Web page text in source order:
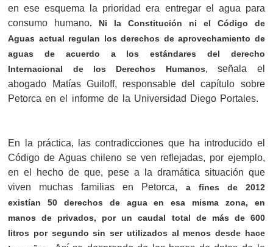
en ese esquema la prioridad era entregar el agua para
consumo humano. Ni la Constitución ni el Código de
Aguas actual regulan los derechos de aprovechamiento de
aguas de acuerdo a los estándares del derecho
Internacional de los Derechos Humanos, señala el
abogado Matías Guiloff, responsable del capítulo sobre
Petorca en el informe de la Universidad Diego Portales.
En la práctica, las contradicciones que ha introducido el
Código de Aguas chileno se ven reflejadas, por ejemplo,
en el hecho de que, pese a la dramática situación que
viven muchas familias en Petorca, a fines de 2012
existían 50 derechos de agua en esa misma zona, en
manos de privados, por un caudal total de más de 600
litros por segundo sin ser utilizados al menos desde hace